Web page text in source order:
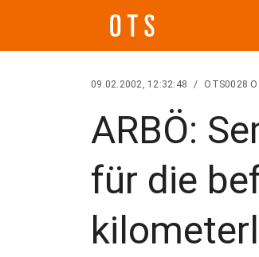
09.02.2002, 12:32:48 / OTS0028
ARBÖ:
für die